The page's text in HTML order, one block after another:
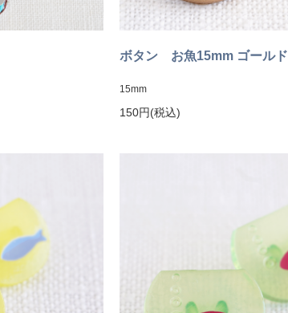
ボタン お魚15mm ゴールド
15mm
150円(税込)